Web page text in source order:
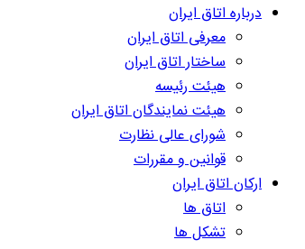
درباره اتاق ایران
معرفی اتاق ایران
ساختار اتاق ایران
هیئت رئیسه
هیئت نمایندگان اتاق ایران
شورای عالی نظارت
قوانین و مقررات
ارکان اتاق ایران
اتاق ها
تشکل ها